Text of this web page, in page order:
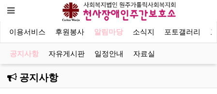
이용서비스 후원봉사 알림마당 소식지 포토갤러리
공지사항 자유게시판 일정안내 자료실
공지사항